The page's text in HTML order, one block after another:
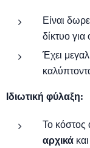
Είναι
δίκτυο για
Έχει
Ιδιωτική φύλαξη:
Το κόστος
αρχικά